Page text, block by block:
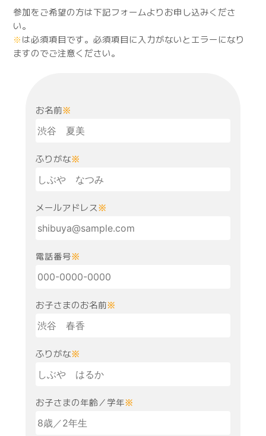
参加をご希望の方は下記フォームよりお申し込みくださ
い。
※は必須項目です。必須項目に入力がないとエラーになり
ますのでご注意ください。
お名前※
ふりがな※
メールアドレス ※
電話番号※
お子さまのお名前※
ふりがな※
お子さまの年齢／学年※